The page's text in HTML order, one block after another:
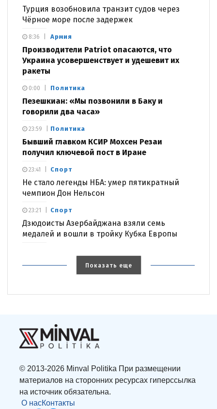
Турция возобновила транзит судов через
Чёрное море после задержек
Армия
Производители Patriot опасаются, что
Украина усовершенствует и удешевит их
ракеты
8:36
Политика
Пезешкиан: «Мы позвонили в Баку и
говорили два часа»
0:00
Политика
Бывший главком КСИР Мохсен Резаи
получил ключевой пост в Иране
23:59
Спорт
Не стало легенды НБА: умер пятикратный
чемпион Дон Нельсон
23:41
Спорт
Дзюдоисты Азербайджана взяли семь
медалей и вошли в тройку Кубка Европы
23:21
Показать еще
© 2013-2026 Minval Politika При размещении
материалов на сторонних ресурсах гиперссылка
на источник обязательна.
О насКонтакты